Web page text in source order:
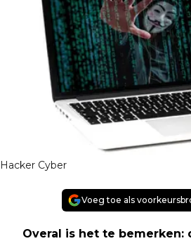
Hacker Cyber
Voeg toe als
Overal is het te bemerken: